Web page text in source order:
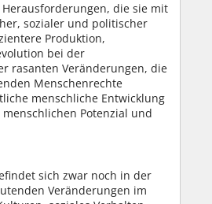
die sie mit
sozialer und politischer
Produktion,
bei der
rasanten Veränderungen, die
Menschenrechte
menschliche Entwicklung
Potenzial und
sich zwar noch in der
Veränderungen im